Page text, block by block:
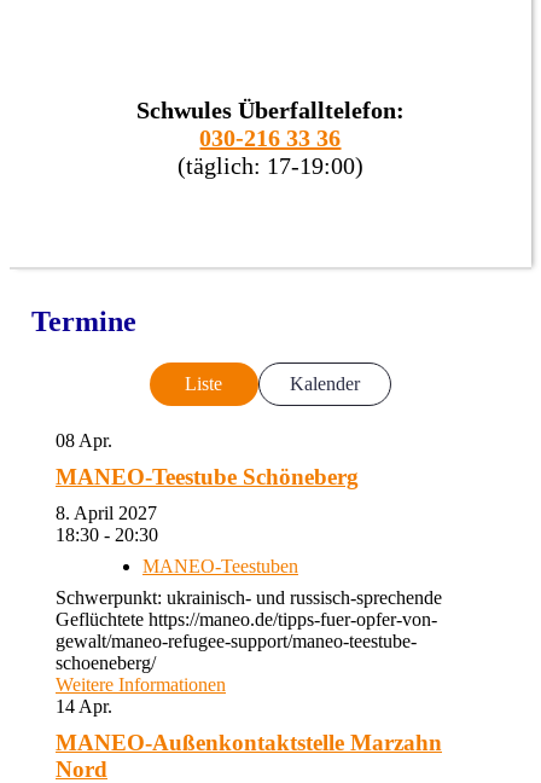
Schwules Überfalltelefon:
030-216 33 36
(täglich: 17-19:00)
Termine
Liste Kalender
08 Apr.
MANEO-Teestube Schöneberg
8. April 2027
18:30 - 20:30
MANEO-Teestuben
Schwerpunkt: ukrainisch- und russisch-sprechende
Geflüchtete https://maneo.de/tipps-fuer-opfer-von-
gewalt/maneo-refugee-support/maneo-teestube-
schoeneberg/
Weitere Informationen
14 Apr.
MANEO-Außenkontaktstelle Marzahn
Nord